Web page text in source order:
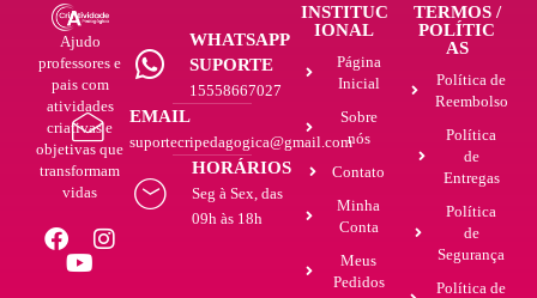
Ajudo
professores e
pais com
atividades
criativas e
objetivas que
transformam
vidas
WHATSAPP
SUPORTE
15558667027
EMAIL
suportecripedagogica@gmail.com
HORÁRIOS
Seg à Sex, das
09h às 18h
INSTITUC
IONAL
Página
Inicial
Sobre
nós
Contato
Minha
Conta
Meus
Pedidos
TERMOS /
POLÍTIC
AS
Política de
Reembolso
Política
de
Entregas
Política
de
Segurança
Política de